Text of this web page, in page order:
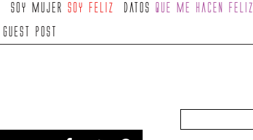
Soy mujer soy feliz Datos que me hacen feliz
Guest Post